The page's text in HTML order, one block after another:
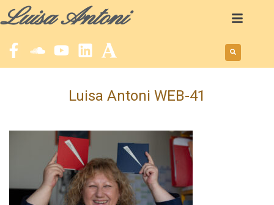
Luisa Antoni
Luisa Antoni WEB-41